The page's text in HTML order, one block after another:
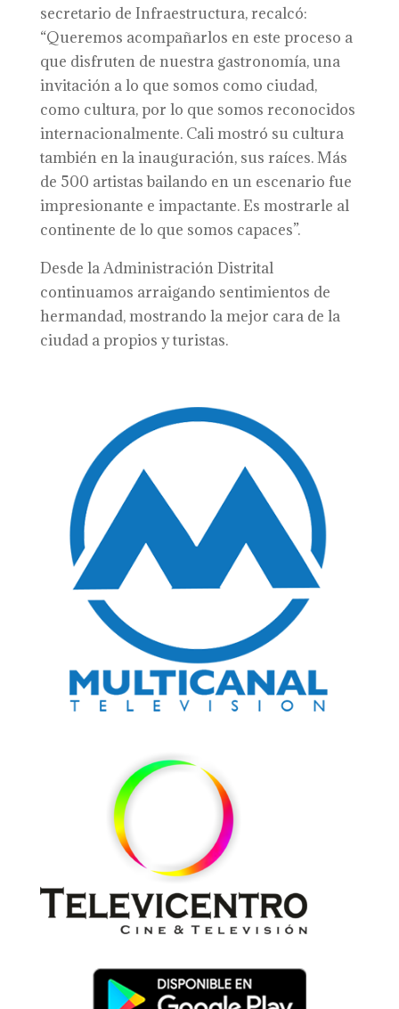
secretario de Infraestructura, recalcó:
“Queremos acompañarlos en este proceso a
que disfruten de nuestra gastronomía, una
invitación a lo que somos como ciudad,
como cultura, por lo que somos reconocidos
internacionalmente. Cali mostró su cultura
también en la inauguración, sus raíces. Más
de 500 artistas bailando en un escenario fue
impresionante e impactante. Es mostrarle al
continente de lo que somos capaces”.
Desde la Administración Distrital
continuamos arraigando sentimientos de
hermandad, mostrando la mejor cara de la
ciudad a propios y turistas.